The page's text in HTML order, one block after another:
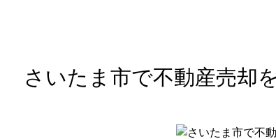
さいたま市で不動産売却